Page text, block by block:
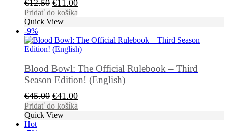
€12.50
cena
bola:
€11.00
cena
Pridať do košíka
Quick View
-9%
Blood Bowl: The Official Rulebook – Third
Season Edition! (English)
€45.00 Pôvodná
cena
bola:
€41.00Aktuálna
cena
Pridať do košíka
Quick View
Hot